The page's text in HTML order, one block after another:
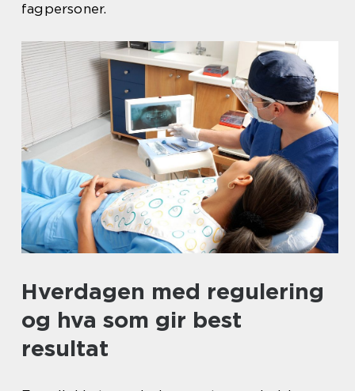
fagpersoner.
Hverdagen med regulering
og hva som gir best
resultat